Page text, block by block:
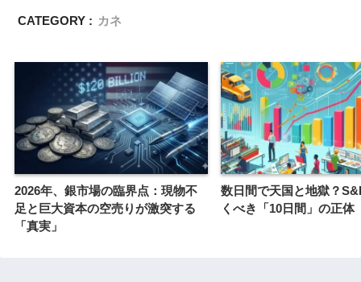
CATEGORY : カネ
2026年、銀市場の臨界点：現物不
足と巨大資本の空売りが激突する
「真実」
数日間で天国と地獄？
くべき「10日間」の正体